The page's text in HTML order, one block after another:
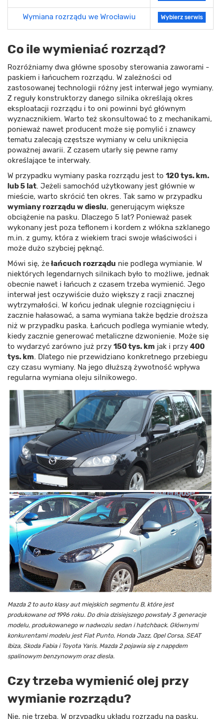
Wymiana rozrządu we Wrocławiu Wybierz serwis
Co ile wymieniać rozrząd?
Rozróżniamy dwa główne sposoby sterowania zaworami -
paskiem i łańcuchem rozrządu. W zależności od
zastosowanej technologii różny jest interwał jego wymiany.
Z reguły konstruktorzy danego silnika określają okres
eksploatacji rozrządu i to oni powinni być głównym
wyznacznikiem. Warto też skonsultować to z mechanikami,
ponieważ nawet producent może się pomylić i znawcy
tematu zalecają częstsze wymiany w celu uniknięcia
poważnej awarii. Z czasem utarły się pewne ramy
określające te interwały.
W przypadku wymiany paska rozrządu jest to 120 tys. km.
lub 5 lat. Jeżeli samochód użytkowany jest głównie w
mieście, warto skrócić ten okres. Tak samo w przypadku
wymiany rozrządu w dieslu, generującym większe
obciążenie na pasku. Dlaczego 5 lat? Ponieważ pasek
wykonany jest poza teflonem i kordem z włókna szklanego
m.in. z gumy, która z wiekiem traci swoje właściwości i
może dużo szybciej pęknąć.
Mówi się, żełańcuch rozrządu nie podlega wymianie. W
niektórych legendarnych silnikach było to możliwe, jednak
obecnie nawet i łańcuch z czasem trzeba wymienić. Jego
interwał jest oczywiście dużo większy z racji znacznej
wytrzymałości. W końcu jednak ulegnie rozciągnięciu i
zacznie hałasować, a sama wymiana także będzie droższa
niż w przypadku paska. Łańcuch podlega wymianie wtedy,
kiedy zacznie generować metaliczne dzwonienie. Może się
to wydarzyć zarówno już przy 150 tys. km jak i przy 400
tys. km. Dlatego nie przewidziano konkretnego przebiegu
czy czasu wymiany. Na jego dłuższą żywotność wpływa
regularna wymiana oleju silnikowego.
Mazda 2 to auto klasy aut miejskich segmentu B, które jest
produkowane od 1996 roku. Do dnia dzisiejszego powstały 3 generacje
modelu, produkowanego w nadwoziu sedan i hatchback. Głównymi
konkurentami modelu jest Fiat Punto, Honda Jazz, Opel Corsa, SEAT
Ibiza, Skoda Fabia i Toyota Yaris. Mazda 2 pojawia się z napędem
spalinowym benzynowym oraz diesla.
Czy trzeba wymienić olej przy
wymianie rozrządu?
Nie, nie trzeba. W przypadku układu rozrządu na pasku,